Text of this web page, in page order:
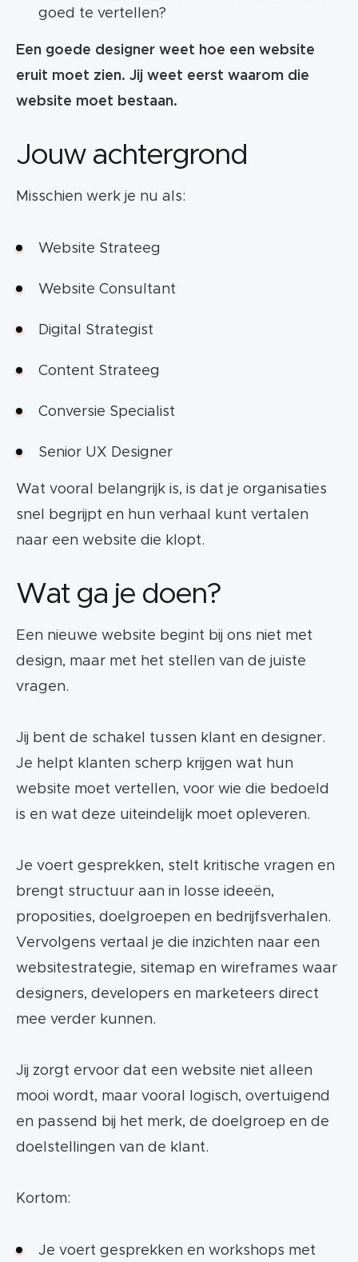
goed te vertellen?
Een goede designer weet hoe een website
eruit moet zien. Jij weet eerst waarom die
website moet bestaan.
Jouw achtergrond
Misschien werk je nu als:
Website Strateeg
Website Consultant
Digital Strategist
Content Strateeg
Conversie Specialist
Senior UX Designer
Wat vooral belangrijk is, is dat je organisaties
snel begrijpt en hun verhaal kunt vertalen
naar een website die klopt.
Wat ga je doen?
Een nieuwe website begint bij ons niet met
design, maar met het stellen van de juiste
vragen.
Jij bent de schakel tussen klant en designer.
Je helpt klanten scherp krijgen wat hun
website moet vertellen, voor wie die bedoeld
is en wat deze uiteindelijk moet opleveren.
Je voert gesprekken, stelt kritische vragen en
brengt structuur aan in losse ideeën,
proposities, doelgroepen en bedrijfsverhalen.
Vervolgens vertaal je die inzichten naar een
websitestrategie, sitemap en wireframes waar
designers, developers en marketeers direct
mee verder kunnen.
Jij zorgt ervoor dat een website niet alleen
mooi wordt, maar vooral logisch, overtuigend
en passend bij het merk, de doelgroep en de
doelstellingen van de klant.
Kortom:
Je voert gesprekken en workshops met